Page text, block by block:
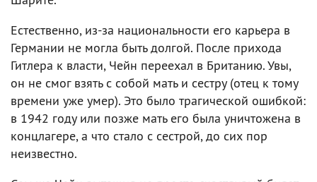
Естественно, из-за национальности его карьера в
Германии не могла быть долгой. После прихода
Гитлера к власти, Чейн переехал в Британию. Увы,
он не смог взять с собой мать и сестру (отец к тому
времени уже умер). Это было трагической ошибкой:
в 1942 году или позже мать его была уничтожена в
концлагере, а что стало с сестрой, до сих пор
неизвестно.